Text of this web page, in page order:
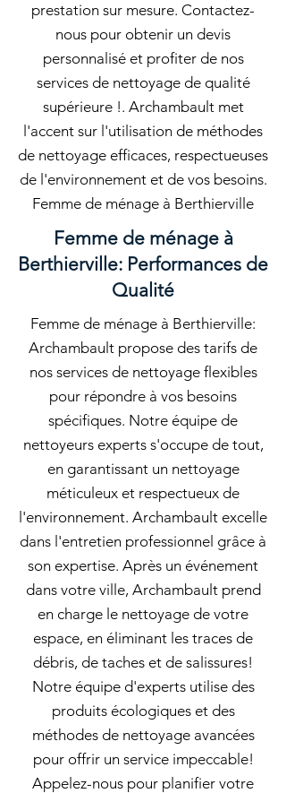
prestation sur mesure. Contactez-
nous pour obtenir un devis
personnalisé et profiter de nos
services de nettoyage de qualité
supérieure !. Archambault met
l'accent sur l'utilisation de méthodes
de nettoyage efficaces, respectueuses
de l'environnement et de vos besoins.
Femme de ménage à Berthierville
Femme de ménage à
Berthierville: Performances de
Qualité
Femme de ménage à Berthierville:
Archambault propose des tarifs de
nos services de nettoyage flexibles
pour répondre à vos besoins
spécifiques. Notre équipe de
nettoyeurs experts s'occupe de tout,
en garantissant un nettoyage
méticuleux et respectueux de
l'environnement. Archambault excelle
dans l'entretien professionnel grâce à
son expertise. Après un événement
dans votre ville, Archambault prend
en charge le nettoyage de votre
espace, en éliminant les traces de
débris, de taches et de salissures!
Notre équipe d'experts utilise des
produits écologiques et des
méthodes de nettoyage avancées
pour offrir un service impeccable!
Appelez-nous pour planifier votre